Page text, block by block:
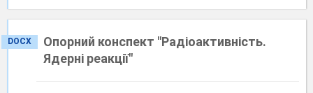
DOCX
Опорний конспект "Радіоактивність.
Ядерні реакції"